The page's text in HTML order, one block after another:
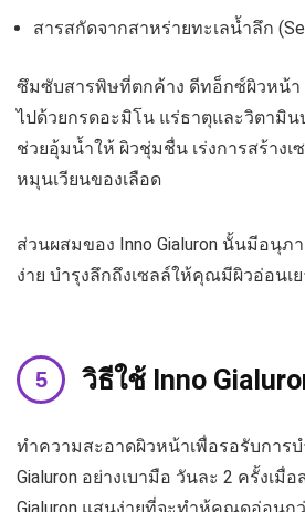
สารสกัดจากสาหร่ายทะเลน้ำลึก
ซึมซับสารพิษที่ตกค้าง ดีทอ็กซ์ผิวหน้า
ไปด้วยกรดอะมิโน แร่ธาตุและวิตามิน
ช่วยอุ้มน้ำให้ ผิวชุ่มชื่น เร่งการสร้างเ
หมุนเวียนของเลือด
ส่วนผสมของ Inno Gialuron นั้นมีอนุภ
ง่าย บำรุงลึกถึงเซลล์ให้คุณมีผิวอ่อนเ
วิธีใช้ Inno
ทำความสะอาดผิวหน้าเพื่อรอรับการบ
Gialuron อย่างเบามือ วันละ 2 ครั้งเมื่อ